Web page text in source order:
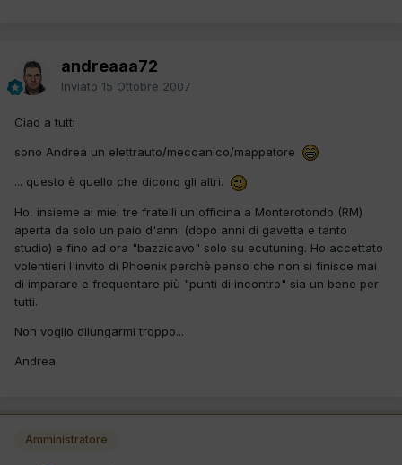
andreaaa72
Inviato 15 Ottobre 2007
Ciao a tutti
sono Andrea un elettrauto/meccanico/mappatore
... questo è quello che dicono gli altri.
Ho, insieme ai miei tre fratelli un'officina a Monterotondo (RM)
aperta da solo un paio d'anni (dopo anni di gavetta e tanto
studio) e fino ad ora "bazzicavo" solo su ecutuning. Ho accettato
volentieri l'invito di Phoenix perchè penso che non si finisce mai
di imparare e frequentare più "punti di incontro" sia un bene per
tutti.
Non voglio dilungarmi troppo...
Andrea
Amministratore